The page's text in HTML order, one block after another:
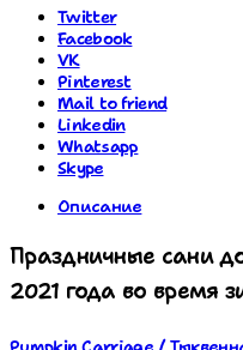
Twitter
Facebook
VK
Pinterest
Mail to friend
Linkedin
Whatsapp
Skype
Описание
Праздничные сани
2021 года во время